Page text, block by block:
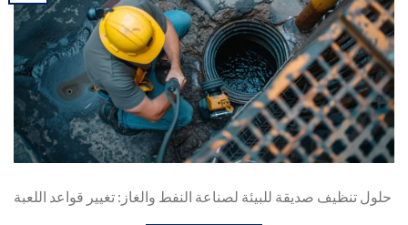
حلول تنظيف صديقة للبيئة لصناعة النفط والغاز: تغيير قواعد اللعبة